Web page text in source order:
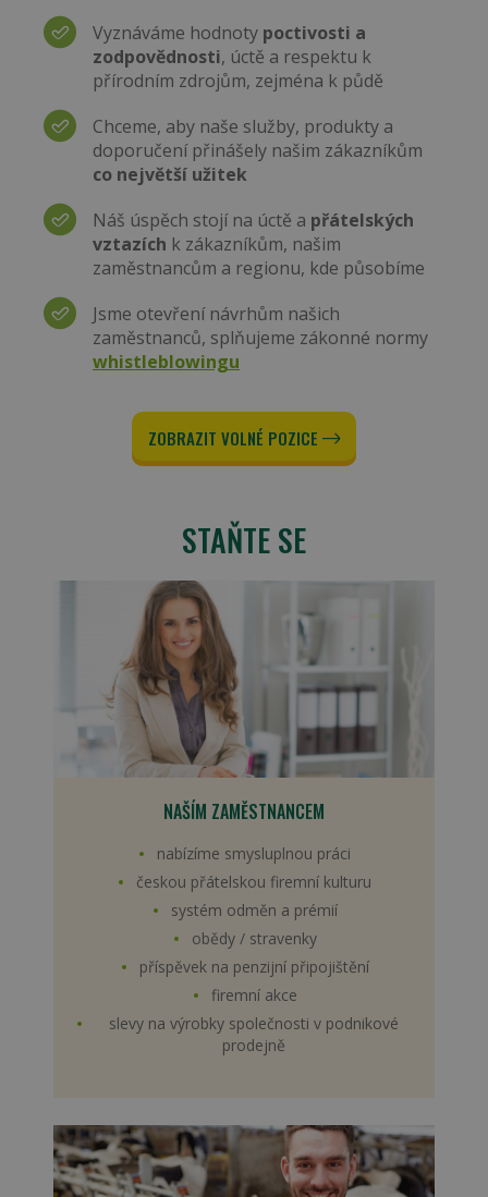
Vyznáváme hodnoty poctivosti a
zodpovědnosti, úctě a respektu k
přírodním zdrojům, zejména k půdě
Chceme, aby naše služby, produkty a
doporučení přinášely našim zákazníkům
co největší užitek
Náš úspěch stojí na úctě a přátelských
vztazích k zákazníkům, našim
zaměstnancům a regionu, kde působíme
Jsme otevření návrhům našich
zaměstnanců, splňujeme zákonné normy
whistleblowingu
ZOBRAZIT VOLNÉ POZICE
STAŇTE SE
NAŠÍM ZAMĚSTNANCEM
nabízíme smysluplnou práci
českou přátelskou firemní kulturu
systém odměn a prémií
obědy / stravenky
příspěvek na penzijní připojištění
firemní akce
slevy na výrobky společnosti v podnikové
prodejně